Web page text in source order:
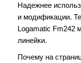
Надежнее
и модификации.
Logamatic Fm242
линейки.
Почему на